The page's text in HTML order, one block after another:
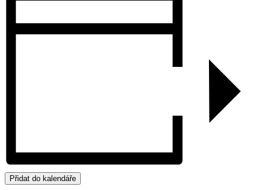
Přidat do kalendáře